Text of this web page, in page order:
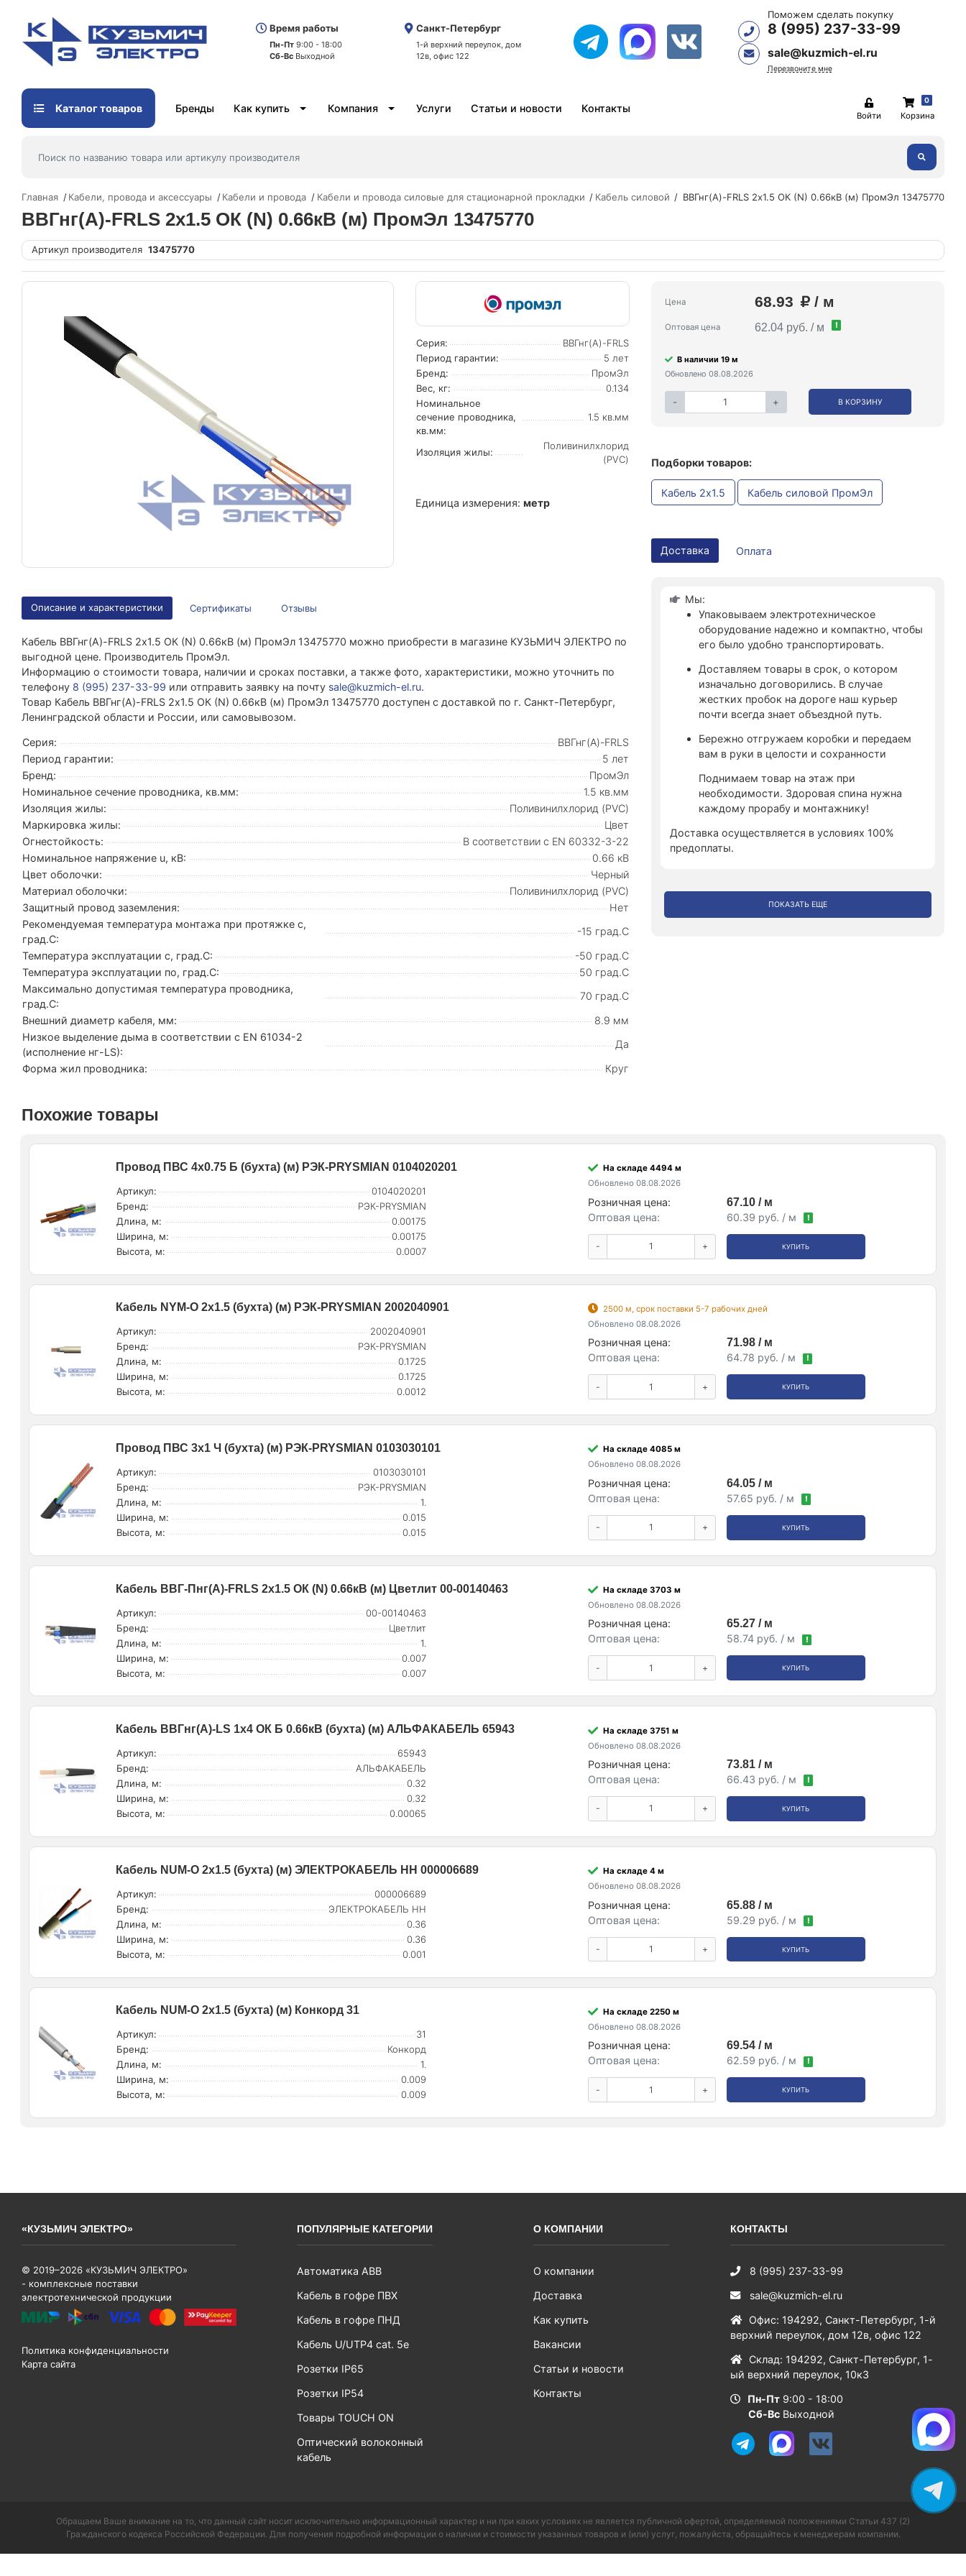
Время работы
Пн-Пт 9:00 - 18:00
Сб-Вс Выходной
Санкт-Петербург
1-й верхний переулок, дом
12в, офис 122
Поможем сделать покупку
8 (995) 237-33-99
sale@kuzmich-el.ru
Перезвоните мне
Каталог товаров Бренды Как купить Компания Услуги Статьи и новости Контакты
Войти
0
Корзина
Главная Кабели, провода и аксессуары Кабели и провода Кабели и провода силовые для стационарной прокладки Кабель силовой ВВГнг(А)-FRLS 2х1.5 ОК (N) 0.66кВ (м) ПромЭл 13475770
ВВГнг(А)-FRLS 2х1.5 ОК (N) 0.66кВ (м) ПромЭл 13475770
Артикул производителя 13475770
Серия:
ВВГнг(А)-FRLS
Период гарантии:
5 лет
Бренд:
ПромЭл
Вес, кг:
0.134
Номинальное
сечение проводника,
кв.мм:
1.5 кв.мм
Изоляция жилы:
Поливинилхлорид
(PVC)
Единица измерения: метр
Цена 68.93 / м
Оптовая цена 62.04 руб. / м !
В наличии 19 м
Обновлено 08.08.2026
- + В КОРЗИНУ
Подборки товаров:
Кабель 2x1.5 Кабель силовой ПромЭл
Доставка Оплата
Мы:
Упаковываем электротехническое
оборудование надежно и компактно, чтобы
его было удобно транспортировать.
Доставляем товары в срок, о котором
изначально договорились. В случае
жестких пробок на дороге наш курьер
почти всегда знает объездной путь.
Бережно отгружаем коробки и передаем
вам в руки в целости и сохранности
Поднимаем товар на этаж при
необходимости. Здоровая спина нужна
каждому прорабу и монтажнику!
Доставка осуществляется в условиях 100%
предоплаты.
ПОКАЗАТЬ ЕЩЕ
Описание и характеристики Сертификаты Отзывы
Кабель ВВГнг(А)-FRLS 2х1.5 ОК (N) 0.66кВ (м) ПромЭл 13475770 можно приобрести в магазине КУЗЬМИЧ ЭЛЕКТРО по
выгодной цене. Производитель ПромЭл.
Информацию о стоимости товара, наличии и сроках поставки, а также фото, характеристики, можно уточнить по
телефону 8 (995) 237-33-99 или отправить заявку на почту sale@kuzmich-el.ru.
Товар Кабель ВВГнг(А)-FRLS 2х1.5 ОК (N) 0.66кВ (м) ПромЭл 13475770 доступен с доставкой по г. Санкт-Петербург,
Ленинградской области и России, или самовывозом.
Серия:
ВВГнг(А)-FRLS
Период гарантии:
5 лет
Бренд:
ПромЭл
Номинальное сечение проводника, кв.мм:
1.5 кв.мм
Изоляция жилы:
Поливинилхлорид (PVC)
Маркировка жилы:
Цвет
Огнестойкость:
В соответствии с EN 60332-3-22
Номинальное напряжение u, кВ:
0.66 кВ
Цвет оболочки:
Черный
Материал оболочки:
Поливинилхлорид (PVC)
Защитный провод заземления:
Нет
Рекомендуемая температура монтажа при протяжке с,
град.C:
-15 град.C
Температура эксплуатации с, град.C:
-50 град.C
Температура эксплуатации по, град.C:
50 град.C
Максимально допустимая температура проводника,
град.C:
70 град.C
Внешний диаметр кабеля, мм:
8.9 мм
Низкое выделение дыма в соответствии с EN 61034-2
(исполнение нг-LS):
Да
Форма жил проводника:
Круг
Похожие товары
Провод ПВС 4х0.75 Б (бухта) (м) РЭК-PRYSMIAN 0104020201
Артикул:
0104020201
Бренд:
РЭК-PRYSMIAN
Длина, м:
0.00175
Ширина, м:
0.00175
Высота, м:
0.0007
На складе 4494 м
Обновлено 08.08.2026
Розничная цена:
67.10 / м
Оптовая цена:
60.39 руб. / м !
- + КУПИТЬ
Кабель NYM-O 2х1.5 (бухта) (м) РЭК-PRYSMIAN 2002040901
Артикул:
2002040901
Бренд:
РЭК-PRYSMIAN
Длина, м:
0.1725
Ширина, м:
0.1725
Высота, м:
0.0012
2500 м, срок поставки 5-7 рабочих дней
Обновлено 08.08.2026
Розничная цена:
71.98 / м
Оптовая цена:
64.78 руб. / м !
- + КУПИТЬ
Провод ПВС 3х1 Ч (бухта) (м) РЭК-PRYSMIAN 0103030101
Артикул:
0103030101
Бренд:
РЭК-PRYSMIAN
Длина, м:
1.
Ширина, м:
0.015
Высота, м:
0.015
На складе 4085 м
Обновлено 08.08.2026
Розничная цена:
64.05 / м
Оптовая цена:
57.65 руб. / м !
- + КУПИТЬ
Кабель ВВГ-Пнг(А)-FRLS 2х1.5 ОК (N) 0.66кВ (м) Цветлит 00-00140463
Артикул:
00-00140463
Бренд:
Цветлит
Длина, м:
1.
Ширина, м:
0.007
Высота, м:
0.007
На складе 3703 м
Обновлено 08.08.2026
Розничная цена:
65.27 / м
Оптовая цена:
58.74 руб. / м !
- + КУПИТЬ
Кабель ВВГнг(А)-LS 1х4 ОК Б 0.66кВ (бухта) (м) АЛЬФАКАБЕЛЬ 65943
Артикул:
65943
Бренд:
АЛЬФАКАБЕЛЬ
Длина, м:
0.32
Ширина, м:
0.32
Высота, м:
0.00065
На складе 3751 м
Обновлено 08.08.2026
Розничная цена:
73.81 / м
Оптовая цена:
66.43 руб. / м !
- + КУПИТЬ
Кабель NUM-O 2х1.5 (бухта) (м) ЭЛЕКТРОКАБЕЛЬ НН 000006689
Артикул:
000006689
Бренд:
ЭЛЕКТРОКАБЕЛЬ НН
Длина, м:
0.36
Ширина, м:
0.36
Высота, м:
0.001
На складе 4 м
Обновлено 08.08.2026
Розничная цена:
65.88 / м
Оптовая цена:
59.29 руб. / м !
- + КУПИТЬ
Кабель NUM-O 2х1.5 (бухта) (м) Конкорд 31
Артикул:
31
Бренд:
Конкорд
Длина, м:
1.
Ширина, м:
0.009
Высота, м:
0.009
На складе 2250 м
Обновлено 08.08.2026
Розничная цена:
69.54 / м
Оптовая цена:
62.59 руб. / м !
- + КУПИТЬ
«КУЗЬМИЧ ЭЛЕКТРО»
© 2019–2026 «КУЗЬМИЧ ЭЛЕКТРО»
- комплексные поставки
электротехнической продукции
Политика конфиденциальности
Карта сайта
ПОПУЛЯРНЫЕ КАТЕГОРИИ
Автоматика ABB
Кабель в гофре ПВХ
Кабель в гофре ПНД
Кабель U/UTP4 cat. 5e
Розетки IP65
Розетки IP54
Товары TOUCH ON
Оптический волоконный
кабель
О КОМПАНИИ
О компании
Доставка
Как купить
Вакансии
Статьи и новости
Контакты
КОНТАКТЫ
8 (995) 237-33-99
sale@kuzmich-el.ru
Офис: 194292, Санкт-Петербург, 1-й
верхний переулок, дом 12в, офис 122
Склад: 194292, Санкт-Петербург, 1-
ый верхний переулок, 10к3
Пн-Пт 9:00 - 18:00
Сб-ВсВыходной
Обращаем Ваше внимание на то, что данный сайт носит исключительно информационный характер и ни при каких условиях не является публичной офертой, определяемой положениями Статьи 437 (2)
Гражданского кодекса Российской Федерации. Для получения подробной информации о наличии и стоимости указанных товаров и (или) услуг, пожалуйста, обращайтесь к менеджерам компании.